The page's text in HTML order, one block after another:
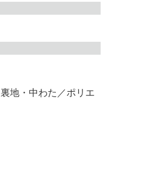
地・中わた／ポリエ